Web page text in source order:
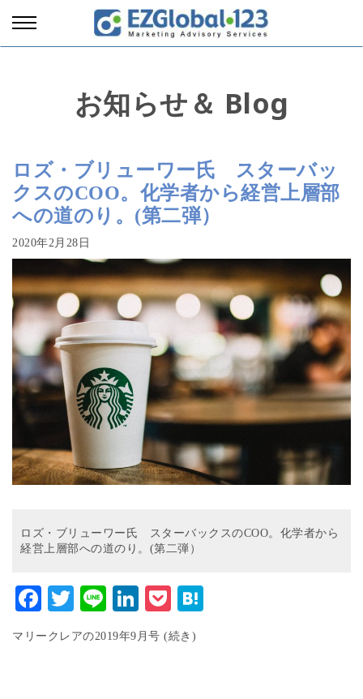
お知らせ＆ Blog
ロズ・ブリューワー氏 スターバッ
クスのCOO。化学者から経営上層部
への道のり。(第二弾）
ロズ・ブリューワー氏 スターバックスのCOO。化学者から
経営上層部への道のり。(第二弾）
Facebook
Twitter
LineLinkedIn
Pocket
マリークレアの2019年9月号 (続き)